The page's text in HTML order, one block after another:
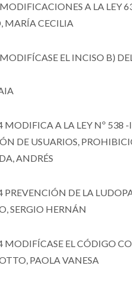
A LA LEY
MARÍA CECILIA
EL INCISO B)
A LA LEY Nº 538
DE USUARIOS,
ANDRÉS
DE LA
SERGIO HERNÁN
EL CÓDIGO
PAOLA VANESA